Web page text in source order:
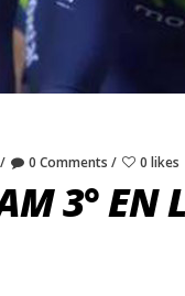
0 Comments 0 likes
3° EN